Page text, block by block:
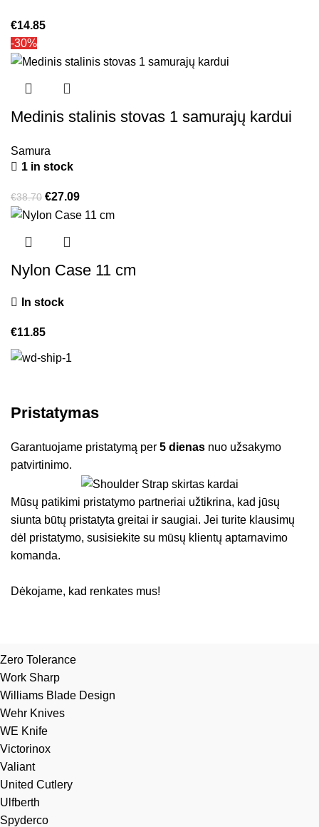
€14.85
-30%
Medinis stalinis stovas 1 samurajų kardui
Samura
1 in stock
€38.70 €27.09
Nylon Case 11 cm
In stock
€11.85
Pristatymas
Garantuojame pristatymą per5 dienas nuo užsakymo
patvirtinimo.
Mūsų patikimi pristatymo partneriai užtikrina, kad jūsų
siunta būtų pristatyta greitai ir saugiai. Jei turite klausimų
dėl pristatymo, susisiekite su mūsų klientų aptarnavimo
komanda.
Dėkojame, kad renkates mus!
Zero Tolerance
Work Sharp
Williams Blade Design
Wehr Knives
WE Knife
Victorinox
Valiant
United Cutlery
Ulfberth
Spyderco